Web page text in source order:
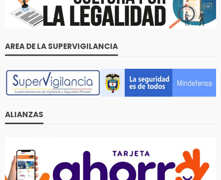
AREA DE LA SUPERVIGILANCIA
ALIANZAS